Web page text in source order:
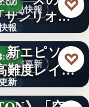
新品快報
報
サンリオキ
…
♡
遊戲更新
新
ルワーカ
新エピソー
難度レイド
！新…
♡
屋